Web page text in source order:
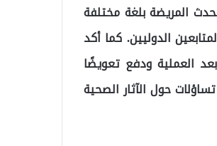
المريضة بلغة مختلفة
الدوليين. كما أكد
العملية ودفع تعويضًا
تساؤلات حول الآثار الصحية